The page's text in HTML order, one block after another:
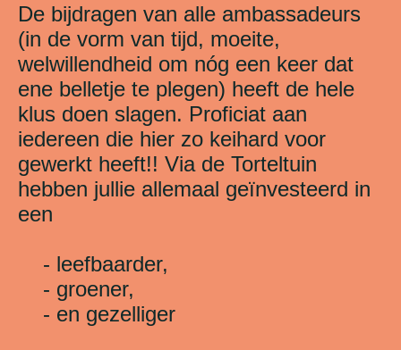
De bijdragen van alle ambassadeurs
(in de vorm van tijd, moeite,
welwillendheid om nóg een keer dat
ene belletje te plegen) heeft de hele
klus doen slagen. Proficiat aan
iedereen die hier zo keihard voor
gewerkt heeft!! Via de Torteltuin
hebben jullie allemaal geïnvesteerd in
een
- leefbaarder,
- groener,
- en gezelliger